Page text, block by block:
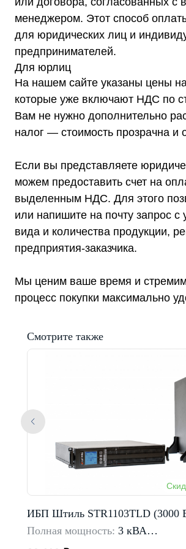
менеджером. Этот способ
для юридических лиц и
предпринимателей.
Для юрлиц
На нашем сайте указаны цены
которые уже включают НДС по
Вам не нужно дополнительно
налог — стоимость прозрачна и
Если вы представляете
можем предоставить счет на
выделенным НДС. Для этого
или напишите на почту запрос с
вида и количества продукции,
предприятия-заказчика.
Мы ценим ваше время и
процесс покупки максимально
Смотрите также
ИБП Штиль STR1103TLD (3000
Полная мощность: 3 кВА